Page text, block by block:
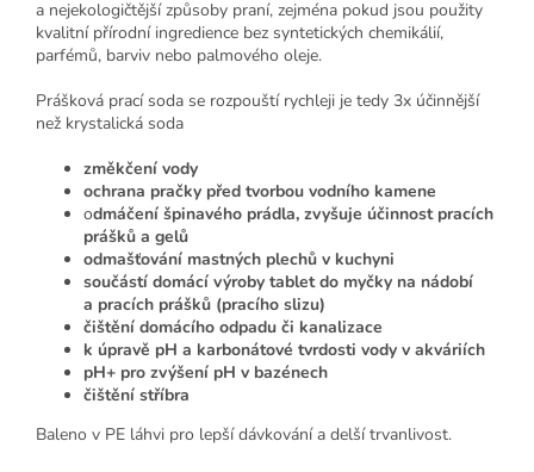
a nejekologičtější způsoby praní, zejména pokud jsou použity
kvalitní přírodní ingredience bez syntetických chemikálií,
parfémů, barviv nebo palmového oleje.
Prášková prací soda se rozpouští rychleji je tedy 3x účinnější
než krystalická soda
změkčení vody
ochrana pračky před tvorbou vodního kamene
odmáčení špinavého prádla, zvyšuje účinnost pracích
prášků a gelů
odmašťování mastných plechů v kuchyni
součástí domácí výroby tablet do myčky na nádobí
a pracích prášků (pracího slizu)
čištění domácího odpadu či kanalizace
k úpravě pH a karbonátové tvrdosti vody v akváriích
pH+ pro zvýšení pH v bazénech
čištění stříbra
Baleno v PE láhvi pro lepší dávkování a delší trvanlivost.